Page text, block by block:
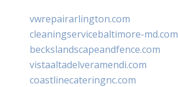
vwrepairarlington.com
cleaningservicebaltimore-md.com
beckslandscapeandfence.com
vistaaltadelveramendi.com
coastlinecateringnc.com